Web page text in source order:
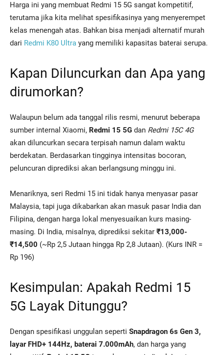
Harga ini yang membuat Redmi 15 5G sangat kompetitif,
terutama jika kita melihat spesifikasinya yang menyerempet
kelas menengah atas. Bahkan bisa menjadi alternatif murah
dari Redmi K80 Ultra yang memiliki kapasitas baterai serupa.
Kapan Diluncurkan dan Apa yang
dirumorkan?
Walaupun belum ada tanggal rilis resmi, menurut beberapa
sumber internal Xiaomi, Redmi 15 5G dan Redmi 15C 4G
akan diluncurkan secara terpisah namun dalam waktu
berdekatan. Berdasarkan tingginya intensitas bocoran,
peluncuran diprediksi akan berlangsung minggu ini.
Menariknya, seri Redmi 15 ini tidak hanya menyasar pasar
Malaysia, tapi juga dikabarkan akan masuk pasar India dan
Filipina, dengan harga lokal menyesuaikan kurs masing-
masing. Di India, misalnya, diprediksi sekitar ₹13,000-
₹14,500 (~Rp 2,5 Jutaan hingga Rp 2,8 Jutaan). (Kurs INR =
Rp 196)
Kesimpulan: Apakah Redmi 15
5G Layak Ditunggu?
Dengan spesifikasi unggulan seperti Snapdragon 6s Gen 3,
layar FHD+ 144Hz, baterai 7.000mAh, dan harga yang